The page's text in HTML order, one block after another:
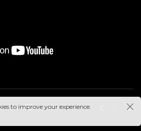
to improve your experience.